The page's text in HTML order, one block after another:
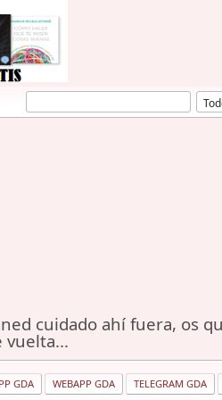
cuidado ahí fuera, os
vuelta...
GDA WEBAPP GDA TELEGRAM GDA